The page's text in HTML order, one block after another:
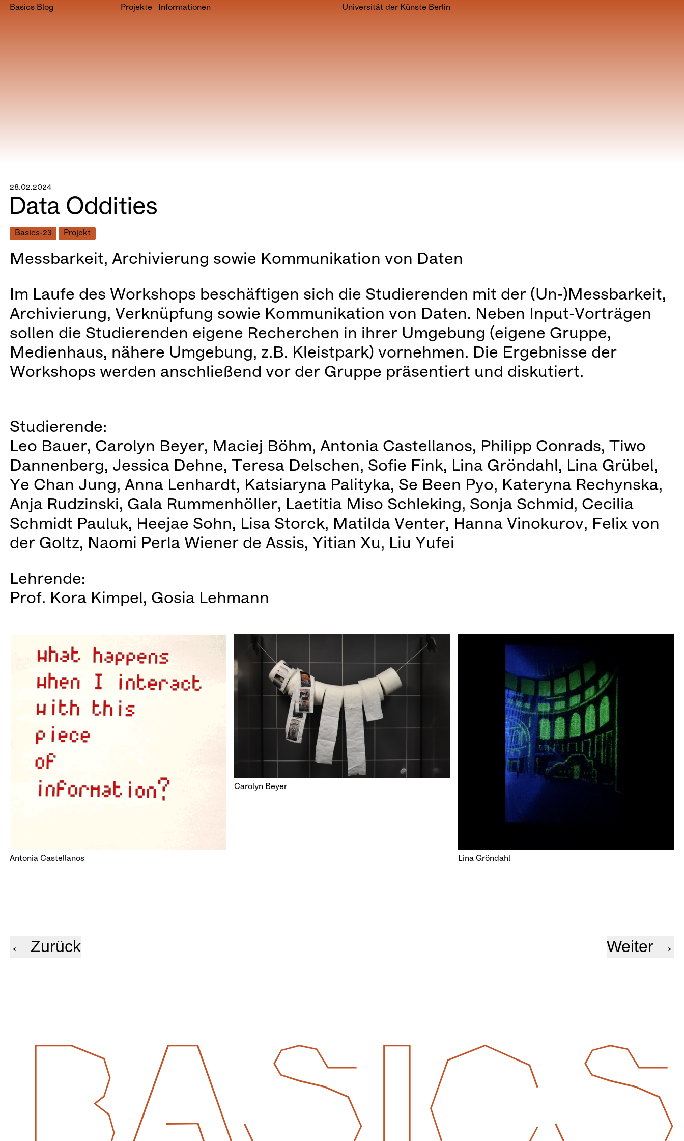
Basics Blog Projekte Informationen Universität der Künste Berlin
28.02.2024
Data Oddities
Basics-23 Projekt
Messbarkeit, Archivierung sowie Kommunikation von Daten
Im Laufe des Workshops beschäftigen sich die Studierenden mit der (Un-)Messbarkeit,
Archivierung, Verknüpfung sowie Kommunikation von Daten. Neben Input-Vorträgen
sollen die Studierenden eigene Recherchen in ihrer Umgebung (eigene Gruppe,
Medienhaus, nähere Umgebung, z.B. Kleistpark) vornehmen. Die Ergebnisse der
Workshops werden anschließend vor der Gruppe präsentiert und diskutiert.
Studierende:
Leo Bauer, Carolyn Beyer, Maciej Böhm, Antonia Castellanos, Philipp Conrads, Tiwo
Dannenberg, Jessica Dehne, Teresa Delschen, Sofie Fink, Lina Gröndahl, Lina Grübel,
Ye Chan Jung, Anna Lenhardt, Katsiaryna Palityka, Se Been Pyo, Kateryna Rechynska,
Anja Rudzinski, Gala Rummenhöller, Laetitia Miso Schleking, Sonja Schmid, Cecilia
Schmidt Pauluk, Heejae Sohn, Lisa Storck, Matilda Venter, Hanna Vinokurov, Felix von
der Goltz, Naomi Perla Wiener de Assis, Yitian Xu, Liu Yufei
Lehrende:
Prof. Kora Kimpel, Gosia Lehmann
Antonia Castellanos
Carolyn Beyer
Lina Gröndahl
← Zurück Weiter →